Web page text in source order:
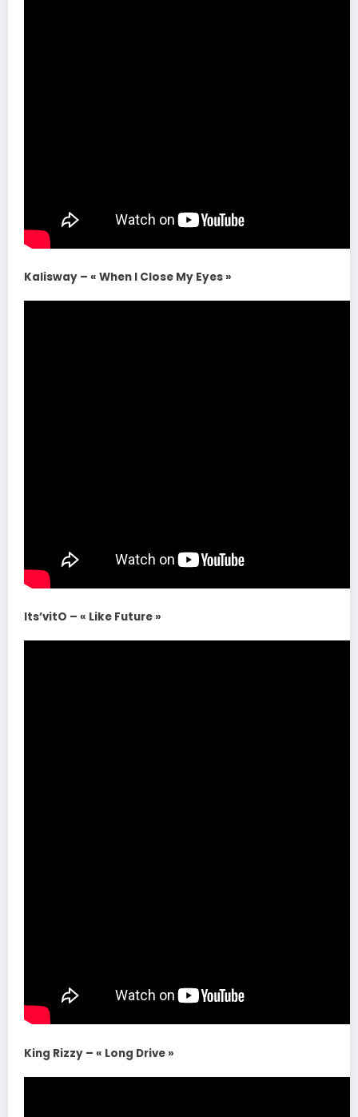
Kalisway – « When I Close My Eyes »
Its’vitO – « Like Future »
King Rizzy – « Long Drive »